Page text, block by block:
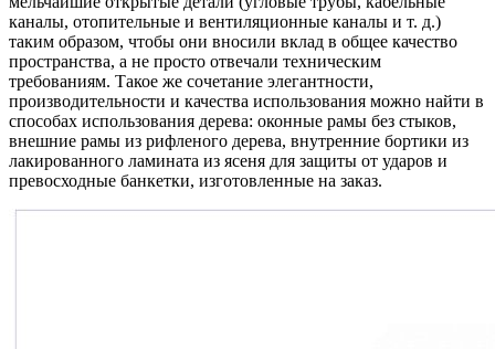
каналы, отопительные и вентиляционные каналы и т. д.)
таким образом, чтобы они вносили вклад в общее качество
пространства, а не просто отвечали техническим
требованиям. Такое же сочетание элегантности,
производительности и качества использования можно найти в
способах использования дерева: оконные рамы без стыков,
внешние рамы из рифленого дерева, внутренние бортики из
лакированного ламината из ясеня для защиты от ударов и
превосходные банкетки, изготовленные на заказ.